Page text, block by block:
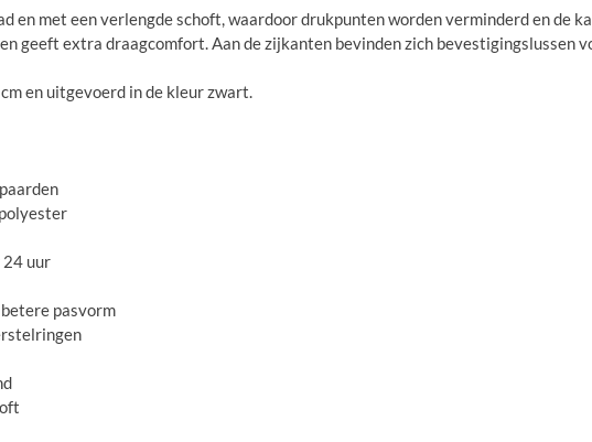
en met een verlengde schoft, waardoor drukpunten worden verminderd en de
geeft extra draagcomfort. Aan de zijkanten bevinden zich bevestigingslussen
en uitgevoerd in de kleur zwart.
24 uur
pasvorm